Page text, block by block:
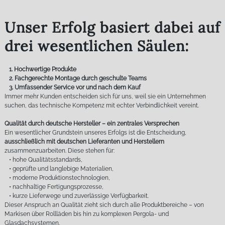
Unser Erfolg basiert dabei auf
drei wesentlichen Säulen:
1. Hochwertige Produkte
2. Fachgerechte Montage durch geschulte Teams
3. Umfassender Service vor und nach dem Kauf
Immer mehr Kunden entscheiden sich für uns, weil sie ein Unternehmen
suchen, das technische Kompetenz mit echter Verbindlichkeit vereint.
Qualität durch deutsche Hersteller – ein zentrales Versprechen
Ein wesentlicher Grundstein unseres Erfolgs ist die Entscheidung,
ausschließlich mit deutschen Lieferanten und Herstellern
zusammenzuarbeiten. Diese stehen für:
• hohe Qualitätsstandards,
• geprüfte und langlebige Materialien,
• moderne Produktionstechnologien,
• nachhaltige Fertigungsprozesse,
• kurze Lieferwege und zuverlässige Verfügbarkeit.
Dieser Anspruch an Qualität zieht sich durch alle Produktbereiche – von
Markisen über Rollläden bis hin zu komplexen Pergola- und
Glasdachsystemen.